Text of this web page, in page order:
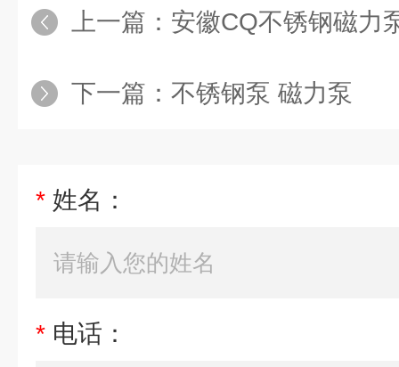
上一篇： 安徽CQ不锈钢磁力
下一篇： 不锈钢泵 磁力泵
* 姓名：
* 电话：